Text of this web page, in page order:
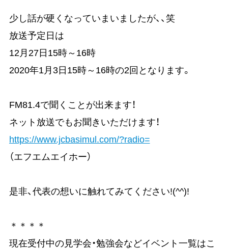
少し話が硬くなっていまいましたが、、笑
放送予定日は
12月27日15時～16時
2020年1月3日15時～16時の2回となります。
FM81.4で聞くことが出来ます！
ネット放送でもお聞きいただけます！
https://www.jcbasimul.com/?radio=
（エフエムエイホー）
是非、代表の想いに触れてみてください!(^^)!
＊＊＊＊
現在受付中の見学会・勉強会などイベント一覧はこ